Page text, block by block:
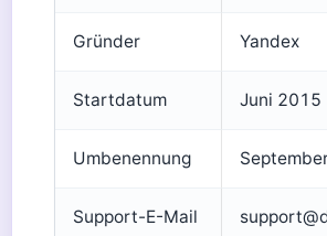
Gründer Yandex
Startdatum Juni 2015
Umbenennung
Support-E-Mail